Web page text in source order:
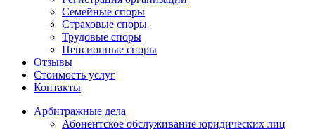
Семейные споры
Страховые споры
Трудовые споры
Пенсионные споры
Отзывы
Стоимость услуг
Контакты
Арбитражные дела
Абонентское обслуживание юридических лиц